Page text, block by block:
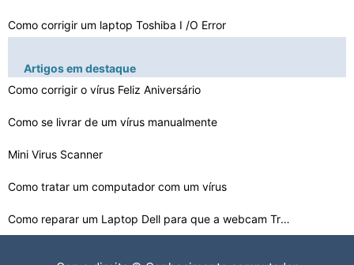
Como corrigir um laptop Toshiba I /O Error
Como consertar um mouse portátil que não vai Rolar
Artigos em destaque
Como corrigir o vírus Feliz Aniversário
Como se livrar de um vírus manualmente
Mini Virus Scanner
Como tratar um computador com um vírus
Como reparar um Laptop Dell para que a webcam Trabalhar…